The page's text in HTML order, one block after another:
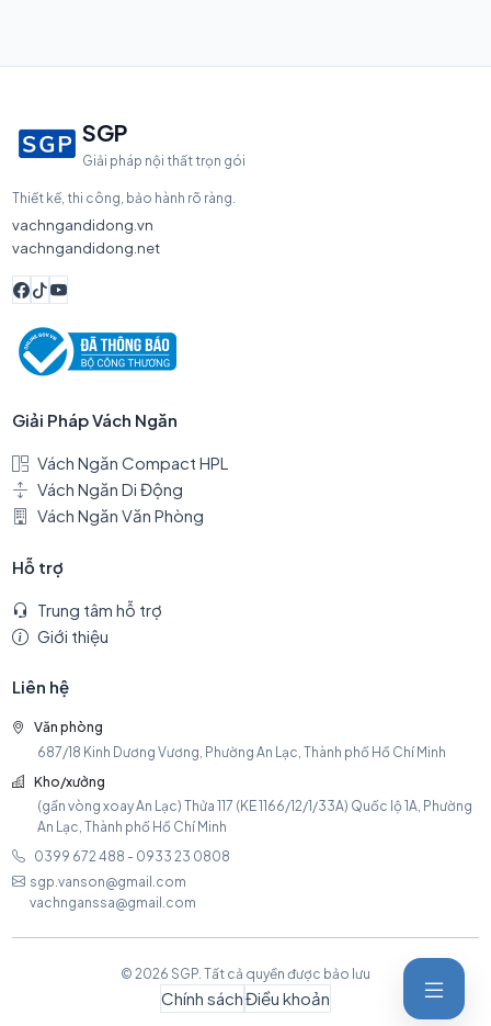
SGP
Giải pháp nội thất trọn gói
Thiết kế, thi công, bảo hành rõ ràng.
vachngandidong.vn
vachngandidong.net
Giải Pháp Vách Ngăn
Vách Ngăn Compact HPL
Vách Ngăn Di Động
Vách Ngăn Văn Phòng
Hỗ trợ
Trung tâm hỗ trợ
Giới thiệu
Liên hệ
Văn phòng
687/18 Kinh Dương Vương, Phường An Lạc, Thành phố Hồ Chí Minh
Kho/xưởng
(gần vòng xoay An Lạc) Thửa 117 (KE 1166/12/1/33A) Quốc lộ 1A, Phường
An Lạc, Thành phố Hồ Chí Minh
0399 672 488 - 0933 23 0808
sgp.vanson@gmail.com
vachnganssa@gmail.com
© 2026 SGP. Tất cả quyền được bảo lưu
Chính sáchĐiều khoản